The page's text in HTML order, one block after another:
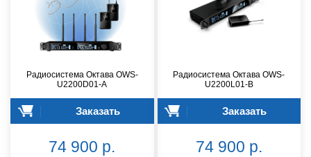
Радиосистема Октава OWS-
U2200D01-A
Заказать
74 900 р.
Радиосистема Октава OWS-
U2200L01-B
Заказать
74 900 р.